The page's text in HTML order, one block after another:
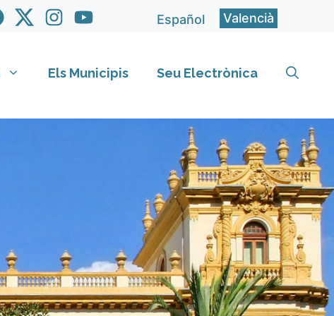
Español Valencià
Els Municipis Seu Electrònica